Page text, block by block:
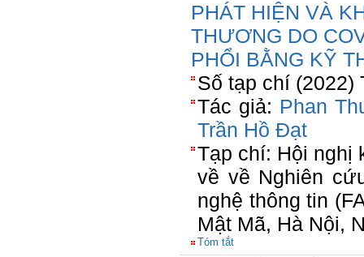
PHÁT HIỆN VÀ
THƯƠNG DO
PHỔI BẰNG KỸ
Số tạp chí (2022)
Tác giả: Phan
Trần Hồ Đạt
Tạp chí: Hội nghị
về về Nghiên
nghệ thông tin
Mật Mã, Hà Nội,
Tóm tắt